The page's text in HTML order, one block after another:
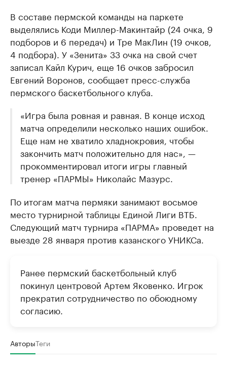
В составе пермской команды на паркете
выделялись Коди Миллер-Макинтайр (24 очка, 9
подборов и 6 передач) и Тре МакЛин (19 очков,
4 подбора). У «Зенита» 33 очка на свой счет
записал Кайл Курич, еще 16 очков забросил
Евгений Воронов, сообщает пресс-служба
пермского баскетбольного клуба.
«Игра была ровная и равная. В конце исход
матча определили несколько наших ошибок.
Еще нам не хватило хладнокровия, чтобы
закончить матч положительно для нас», —
прокомментировал итоги игры главный
тренер «ПАРМЫ» Николайс Мазурс.
По итогам матча пермяки занимают восьмое
место турнирной таблицы Единой Лиги ВТБ.
Следующий матч турнира «ПАРМА» проведет на
выезде 28 января против казанского УНИКСа.
Ранее пермский баскетбольный клуб
покинул центровой Артем Яковенко. Игрок
прекратил сотрудничество по обоюдному
согласию.
АвторыТеги